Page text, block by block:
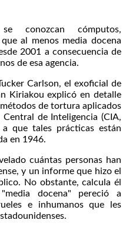
conozcan cómputos,
al menos media docena
2001 a consecuencia de
de esa agencia.
Carlson, el exoficial de
Kiriakou explicó en detalle
de tortura aplicados
de Inteligencia (CIA,
que tales prácticas están
en 1946.
cuántas personas han
y un informe que hizo el
No obstante, calcula él
docena" pereció a
e inhumanos que les